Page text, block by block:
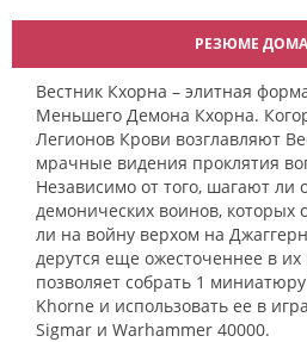
РЕЗЮМЕ
Вестник Кхорна – элитная
Меньшего Демона Кхорна.
Легионов Крови возглавляют
мрачные видения проклятия
Независимо от того, шагают ли
демонических воинов, которых
ли на войну верхом на
дерутся еще ожесточеннее в
позволяет собрать 1
Khorne и использовать ее в
Sigmar и Warhammer 40000.